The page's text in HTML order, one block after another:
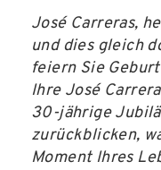
José Carreras,
und dies gleich
feiern Sie
Ihre José
30-jährige
zurückblicken,
Moment Ihres